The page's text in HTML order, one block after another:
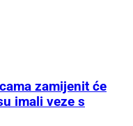
zamijenit će
imali veze s